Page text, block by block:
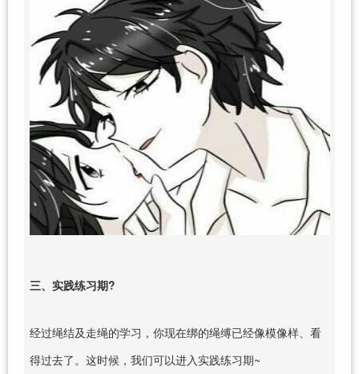
三、实践练习期?
经过绳结及走绳的学习，你现在绑的绳缚已经像模像样、看
得过去了。这时候，我们可以进入实践练习期~